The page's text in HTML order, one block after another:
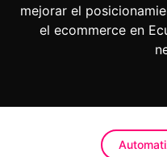
mejorar el
el ecommerce en